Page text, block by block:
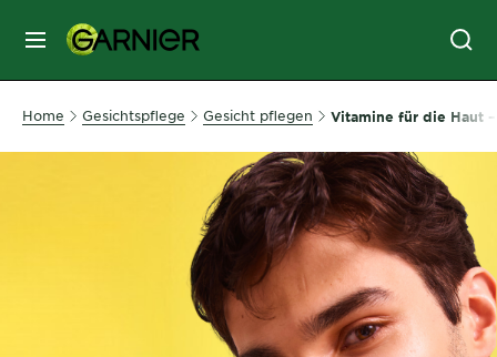
MENU
GESICHTSPFLEGE
SONNENSCHUTZ
Home Gesichtspflege Gesicht pflegen Vitamine für die Haut